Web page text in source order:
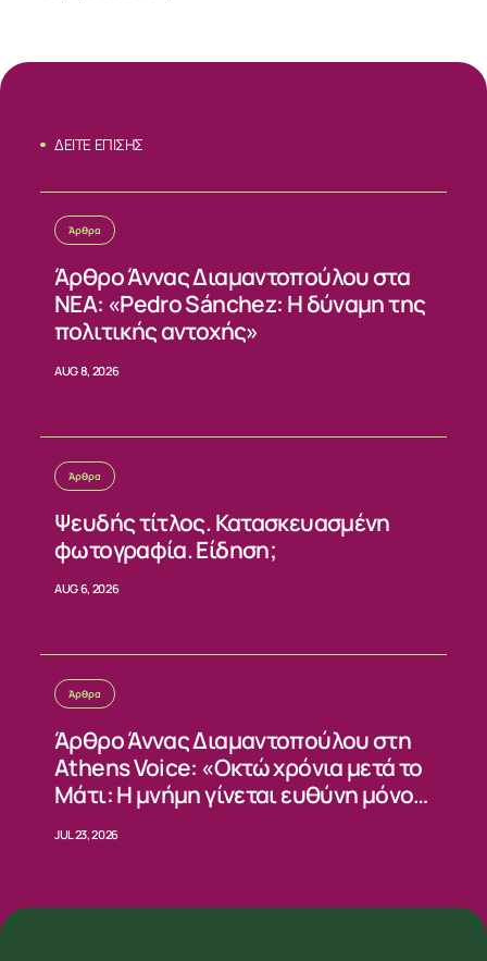
ΝΕΑ
ΕΠΙΚΟΙΝΩΝΙΑ
ΔΕΙΤΕ ΕΠΙΣΗΣ
Άρθρα
Άρθρο Άννας Διαμαντοπούλου στα
ΝΕΑ: «Pedro Sánchez: Η δύναμη της
πολιτικής αντοχής»
AUG 8, 2026
Άρθρα
Ψευδής τίτλος. Κατασκευασμένη
φωτογραφία. Είδηση;
AUG 6, 2026
Άρθρα
Άρθρο Άννας Διαμαντοπούλου στη
Athens Voice: «Οκτώ χρόνια μετά το
Μάτι: Η μνήμη γίνεται ευθύνη μόνο
JUL 23, 2026